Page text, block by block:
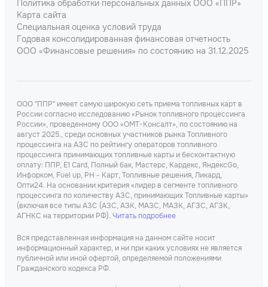
Политика обработки персональных данных ООО «ППР»
Карта сайта
Специальная оценка условий труда
Годовая консолидированная финансовая отчетность
ООО «Финансовые решения» по состоянию на 31.12.2025
ООО "ППР" имеет самую широкую сеть приема топливных карт в
России согласно исследованию «Рынок топливного процессинга
России», проведенному ООО «ОМТ-Консалт», по состоянию на
август 2025., среди основных участников рынка Топливного
процессинга на АЗС по рейтингу операторов топливного
процессинга принимающих топливные карты и бесконтактную
оплату: ППР, Е1 Card, Полный бак, Мастерс, Кардекс, ЯндексGo,
Инфорком, Fuel up, РН - Карт, Топливные решения, Ликард,
Опти24. На основании критерия «лидер в сегменте топливного
процессинга по количеству АЗС, принимающих Топливные карты»
(включая все типы АЗС (АЗС, АЗК, МАЗС, МАЗК, АГЗС, АГЗК,
АГНКС на территории РФ). Читать подробнее
Вся представленная информация на данном сайте носит
информационный характер, и ни при каких условиях не является
публичной или иной офертой, определяемой положениями
Гражданского кодекса РФ.